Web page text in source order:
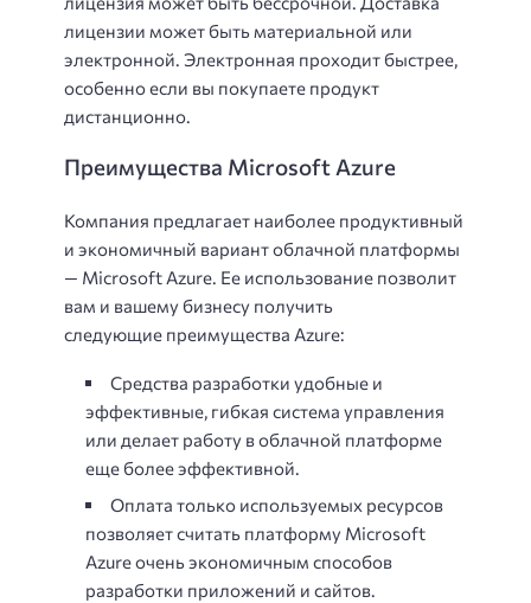
лицензии может быть материальной или
электронной. Электронная проходит быстрее,
особенно если вы покупаете продукт
дистанционно.
Преимущества Microsoft Azure
Компания предлагает наиболее продуктивный
и экономичный вариант облачной платформы
— Microsoft Azure. Ее использование позволит
вам и вашему бизнесу получить
следующие преимущества Azure:
Средства разработки удобные и
эффективные, гибкая система управления
или делает работу в облачной платформе
еще более эффективной.
Оплата только используемых ресурсов
позволяет считать платформу Microsoft
Azure очень экономичным способов
разработки приложений и сайтов.